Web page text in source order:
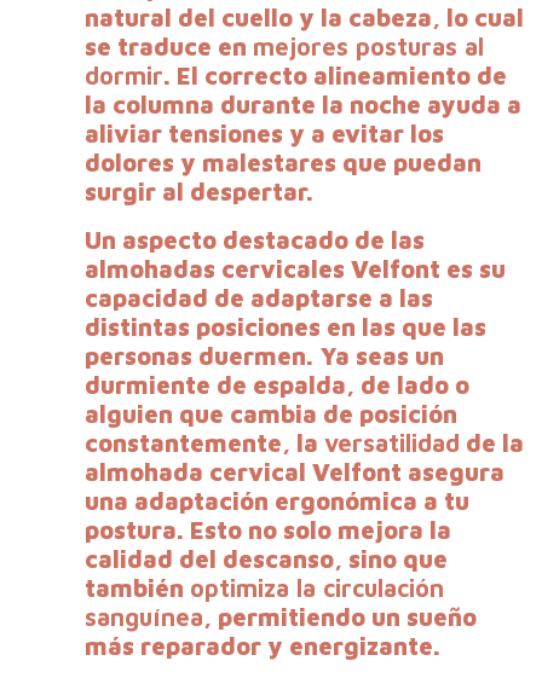
natural del cuello y la cabeza, lo cual
se traduce en mejores posturas al
dormir. El correcto alineamiento de
la columna durante la noche ayuda a
aliviar tensiones y a evitar los
dolores y malestares que puedan
surgir al despertar.
Un aspecto destacado de las
almohadas cervicales Velfont es su
capacidad de adaptarse a las
distintas posiciones en las que las
personas duermen. Ya seas un
durmiente de espalda, de lado o
alguien que cambia de posición
constantemente, la versatilidad de la
almohada cervical Velfont asegura
una adaptación ergonómica a tu
postura. Esto no solo mejora la
calidad del descanso, sino que
también optimiza la circulación
sanguínea, permitiendo un sueño
más reparador y energizante.